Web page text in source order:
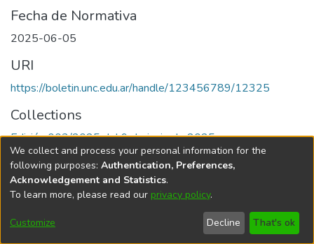
Fecha de Normativa
2025-06-05
URI
https://boletin.unc.edu.ar/handle/123456789/12325
Collections
Edición 003/2025 del 9 de junio de 2025
Universidad Nacional de Córdoba
We collect and process your personal information for the
following purposes: Authentication, Preferences,
Acknowledgement and Statistics.
To learn more, please read our privacy policy.
Customize Decline That's ok